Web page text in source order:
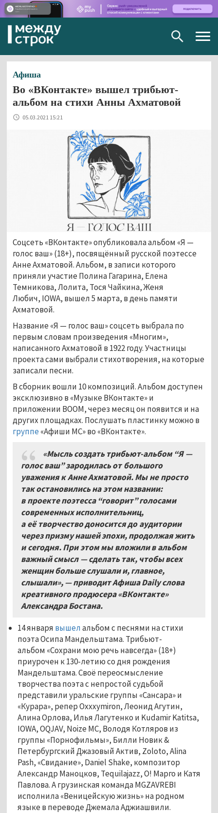
Афиша
Во «ВКонтакте» вышел трибьют-
альбом на стихи Анны Ахматовой
05.03.2021 15:21
Соцсеть «ВКонтакте» опубликовала альбом «Я —
голос ваш» (18+), посвящённый русской поэтессе
Анне Ахматовой. Альбом, в записи которого
приняли участие Полина Гагарина, Елена
Темникова, Лолита, Тося Чайкина, Женя
Любич, IOWA, вышел 5 марта, в день памяти
Ахматовой.
Название «Я — голос ваш» соцсеть выбрала по
первым словам произведения «Многим»,
написанного Ахматовой в 1922 году. Участницы
проекта сами выбрали стихотворения, на которые
записали песни.
В сборник вошли 10 композиций. Альбом доступен
эксклюзивно в «Музыке ВКонтакте» и
приложении BOOM, через месяц он появится и на
других площадках. Послушать пластинку можно в
группе «Афиши МС» во «ВКонтакте».
«Мысль создать трибьют-альбом “Я —
голос ваш” зародилась от большого
уважения к Анне Ахматовой. Мы не просто
так остановились на этом названии:
в проекте поэтесса “говорит” голосами
современных исполнительниц,
а её творчество доносится до аудитории
через призму нашей эпохи, продолжая жить
и сегодня. При этом мы вложили в альбом
важный смысл — сделать так, чтобы всех
женщин больше слушали и, главное,
слышали», — приводит Афиша Daily слова
креативного продюсера «ВКонтакте»
Александра Бостана.
14 января вышелальбом с песнями на стихи
поэта Осипа Мандельштама. Трибьют-
альбом «Сохрани мою речь навсегда» (18+)
приурочен к 130-летию со дня рождения
Мандельштама. Своё переосмысление
творчества поэта с непростой судьбой
представили уральские группы «Сансара» и
«Курара», репер Oxxxymiron, Леонид Агутин,
Алина Орлова, Илья Лагутенко и Kudamir Katitsa,
IOWA, OQJAV, Noize MC, Володя Котляров из
группы «Порнофильмы», Билли Новик &
Петербургский Джазовый Актив, Zoloto, Alina
Pash, «Свидание», Daniel Shake, композитор
Александр Маноцков, Tequilajazz, О! Марго и Катя
Павлова. А грузинская команда MGZAVREBI
исполнила «Веницейскую жизнь» на родном
языке в переводе Джемала Аджиашвили.